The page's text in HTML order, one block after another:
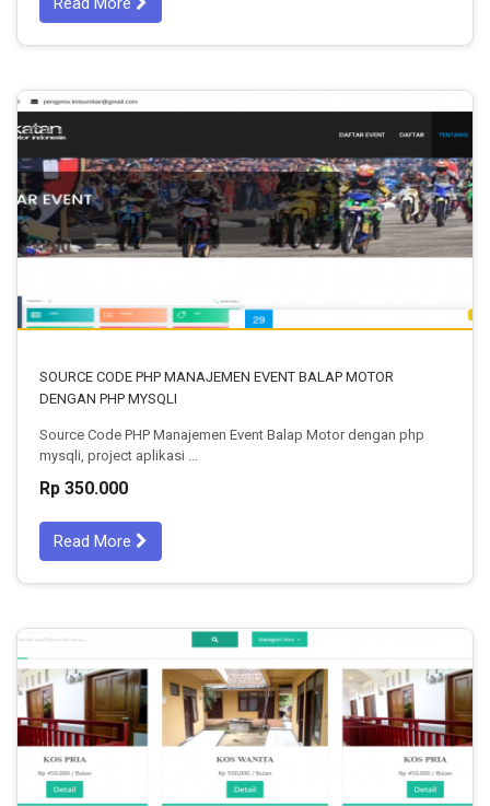
SOURCE CODE PHP MANAJEMEN EVENT BALAP MOTOR
DENGAN PHP MYSQLI
Source Code PHP Manajemen Event Balap Motor dengan php
mysqli, project aplikasi ...
Rp 350.000
Read More